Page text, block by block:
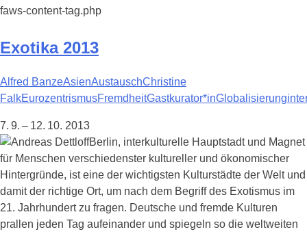
faws-content-tag.php
Exotika 2013
Alfred BanzeAsienAustauschChristine
FalkEurozentrismusFremdheitGastkurator*inGlobalisierung
7. 9. – 12. 10. 2013
Berlin, interkulturelle Hauptstadt und Magnet
für Menschen verschiedenster kultureller und ökonomischer
Hintergründe, ist eine der wichtigsten Kulturstädte der Welt und
damit der richtige Ort, um nach dem Begriff des Exotismus im
21. Jahrhundert zu fragen. Deutsche und fremde Kulturen
prallen jeden Tag aufeinander und spiegeln so die weltweiten